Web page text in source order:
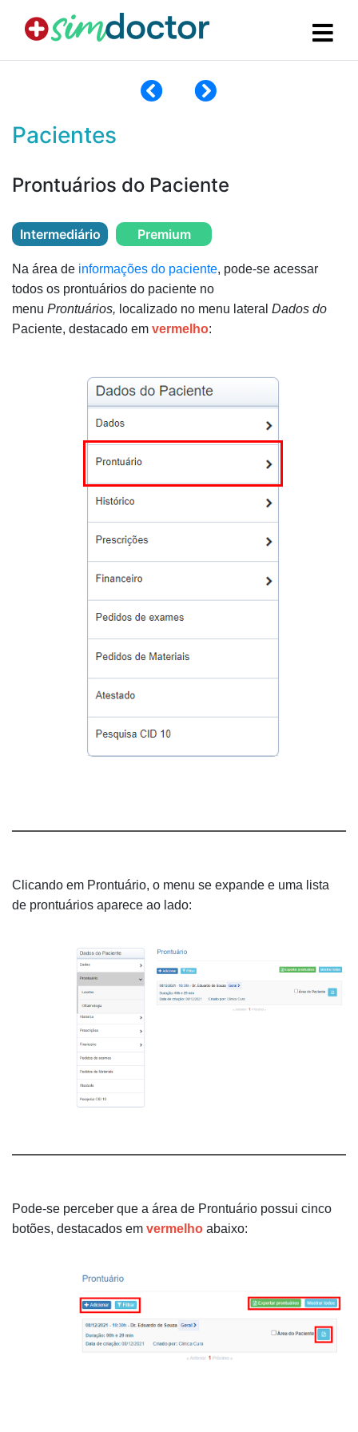
Pacientes
Prontuários do Paciente
Intermediário Premium
Na área de informações do paciente, pode-se acessar
todos os prontuários do paciente no
menu Prontuários, localizado no menu lateral Dados do
Paciente, destacado em vermelho:
Clicando em Prontuário, o menu se expande e uma lista
de prontuários aparece ao lado:
Pode-se perceber que a área de Prontuário possui cinco
botões, destacados em vermelho abaixo: